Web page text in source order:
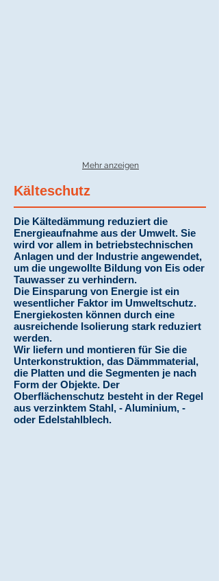
Mehr anzeigen
Kälteschutz
Die Kältedämmung reduziert die
Energieaufnahme aus der Umwelt. Sie
wird vor allem in betriebstechnischen
Anlagen und der Industrie angewendet,
um die ungewollte Bildung von Eis oder
Tauwasser zu verhindern.
Die Einsparung von Energie ist ein
wesentlicher Faktor im Umweltschutz.
Energiekosten können durch eine
ausreichende Isolierung stark reduziert
werden.
Wir liefern und montieren für Sie die
Unterkonstruktion, das Dämmmaterial,
die Platten und die Segmenten je nach
Form der Objekte. Der
Oberflächenschutz besteht in der Regel
aus verzinktem Stahl, - Aluminium, -
oder Edelstahlblech.